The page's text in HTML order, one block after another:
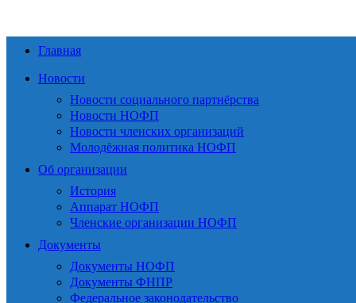
Главная
Новости
Новости социального партнёрства
Новости НОФП
Новости членских организаций
Молодёжная политика НОФП
Об организации
История
Аппарат НОФП
Членские организации НОФП
Документы
Документы НОФП
Документы ФНПР
Федеральное законодательство